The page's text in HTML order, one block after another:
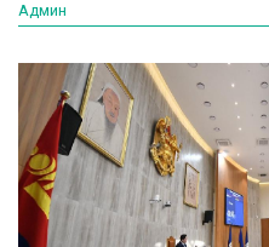
Админ